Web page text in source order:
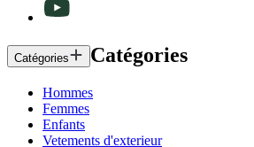
Catégories Catégories
Hommes
Femmes
Enfants
Vetements d'exterieur